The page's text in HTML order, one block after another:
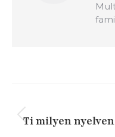
navigáció
Ti milyen